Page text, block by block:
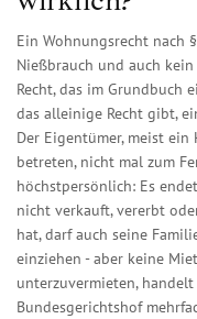
Ein Wohnungsrecht nach
Nießbrauch und auch
Recht, das im Grundbuch
das alleinige Recht gibt,
Der Eigentümer, meist
betreten, nicht mal zum
höchstpersönlich: Es
nicht verkauft, vererbt
hat, darf auch seine
einziehen - aber keine
unterzuvermieten,
Bundesgerichtshof